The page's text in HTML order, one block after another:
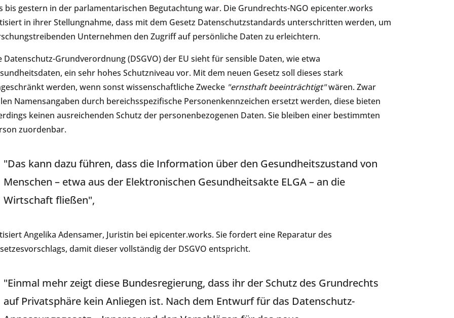
bis gestern in der parlamentarischen Begutachtung war. Die Grundrechts-NGO epicenter.works
in ihrer Stellungnahme, dass mit dem Gesetz Datenschutzstandards unterschritten werden, um
Unternehmen den Zugriff auf persönliche Daten zu erleichtern.
Datenschutz-Grundverordnung (DSGVO) der EU sieht für sensible Daten, wie etwa
ein sehr hohes Schutzniveau vor. Mit dem neuen Gesetz soll dieses stark
werden, wenn sonst wissenschaftliche Zwecke "ernsthaft beeinträchtigt"wären. Zwar
Namensangaben durch bereichsspezifische Personenkennzeichen ersetzt werden, diese bieten
keinen ausreichenden Schutz der personenbezogenen Daten. Sie bleiben einer bestimmten
zuordenbar.
"Das kann dazu führen, dass die Information über den Gesundheitszustand von
Menschen – etwa aus der Elektronischen Gesundheitsakte ELGA – an die
Wirtschaft fließen",
Angelika Adensamer, Juristin bei epicenter.works. Sie fordert eine Reparatur des
damit dieser vollständig der DSGVO entspricht.
"Einmal mehr zeigt diese Bundesregierung, dass ihr der Schutz des Grundrechts
auf Privatsphäre kein Anliegen ist. Nach dem Entwurf für das Datenschutz-